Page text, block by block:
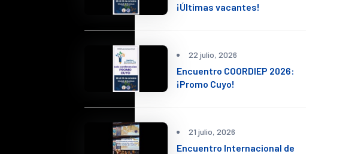
¡Últimas vacantes!
22 julio, 2026
Encuentro COORDIEP 2026:
¡Promo Cuyo!
21 julio, 2026
Encuentro Internacional de